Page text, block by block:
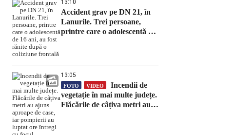
13:10
Accident grav pe DN 21, în
Lanurile. Trei persoane,
printre care o adolescentă de
13:05
FOTO VIDEO
Incendii de
vegetație în mai multe județe.
Flăcările de câțiva metri au